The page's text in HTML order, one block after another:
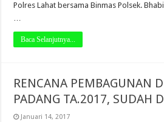
Polres Lahat bersama Binmas Polsek.
…
Baca Selanjutnya...
RENCANA PEMBAGUNAN
PADANG TA.2017, SUDAH
Januari 14, 2017